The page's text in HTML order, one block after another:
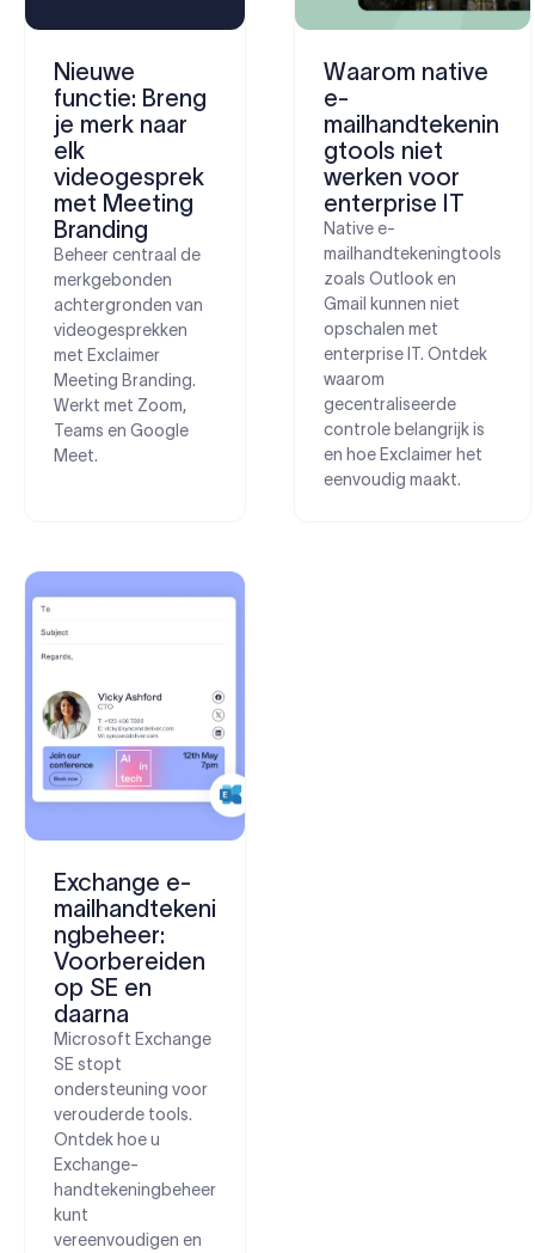
Nieuwe
functie: Breng
je merk naar
elk
videogesprek
met Meeting
Branding
Beheer centraal de
merkgebonden
achtergronden van
videogesprekken
met Exclaimer
Meeting Branding.
Werkt met Zoom,
Teams en Google
Meet.
Waarom native
e-
mailhandtekenin
gtools niet
werken voor
enterprise IT
Native e-
mailhandtekeningtools
zoals Outlook en
Gmail kunnen niet
opschalen met
enterprise IT. Ontdek
waarom
gecentraliseerde
controle belangrijk is
en hoe Exclaimer het
eenvoudig maakt.
Exchange e-
mailhandtekeni
ngbeheer:
Voorbereiden
op SE en
daarna
Microsoft Exchange
SE stopt
ondersteuning voor
verouderde tools.
Ontdek hoe u
Exchange-
handtekeningbeheer
kunt
vereenvoudigen en